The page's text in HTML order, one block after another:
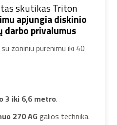
skutikas Triton
apjungia diskinio
privalumus
zoniniu purenimu iki 40
3 iki 6,6 metro.
270 AGgalios technika.